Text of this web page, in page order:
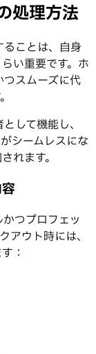
処理方法
ことは、自身
い重要です。ホ
スムーズに代
して機能し、
シームレスにな
れます。
つプロフェッ
アウト時には、
：